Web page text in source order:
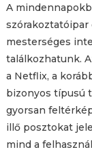
A
mesterséges
találkozhatunk.
a Netflix, a
bizonyos típusú
gyorsan
illő posztokat
mind a